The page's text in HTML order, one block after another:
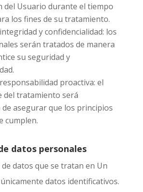
del Usuario durante el tiempo
los fines de su tratamiento.
y confidencialidad: los
serán tratados de manera
su seguridad y
proactiva: el
del tratamiento será
asegurar que los principios
cumplen.
datos personales
datos que se tratan en Un
datos identificativos.